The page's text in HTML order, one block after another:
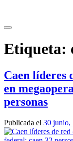
contenido
Etiqueta:
Caen líderes
en
personas
Publicada el 30 junio,